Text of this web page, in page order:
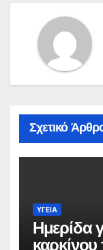
Σχετικό
ΥΓΕΙΑ
Ημερίδα